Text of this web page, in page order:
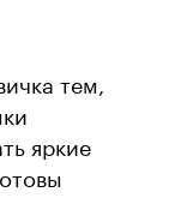
тем,
яркие